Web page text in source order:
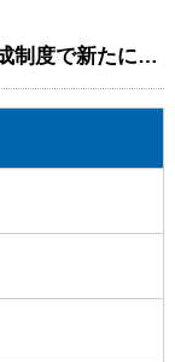
大阪市イノベーション拠点立地促進助成制度で新たに事業計画を承認！